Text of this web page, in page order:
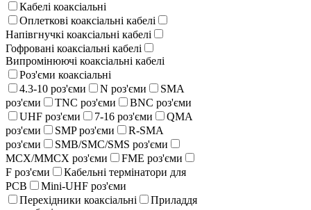
Кабелі коаксіальні
Оплеткові коаксіальні кабелі
Напівгнучкі коаксіальні кабелі
Гофровані коаксіальні кабелі
Випромінюючі коаксіальні кабелі
Роз'єми коаксіальні
4.3-10 роз'єми
N роз'єми
SMA
роз'єми
TNC роз'єми
BNC роз'єми
UHF роз'єми
7-16 роз'єми
QMA
роз'єми
SMP роз'єми
R-SMA
роз'єми
SMB/SMC/SMS роз'єми
MCX/MMCX роз'єми
FME роз'єми
F роз'єми
Кабельні термінатори для
PCB
Mini-UHF роз'єми
Перехідники коаксіальні
Приладдя